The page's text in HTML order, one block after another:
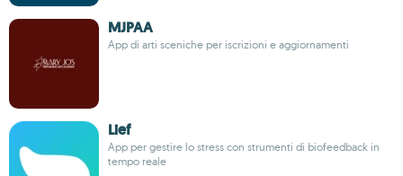
MJPAA
App di arti sceniche per iscrizioni e aggiornamenti
Lief
App per gestire lo stress con strumenti di biofeedback in
tempo reale